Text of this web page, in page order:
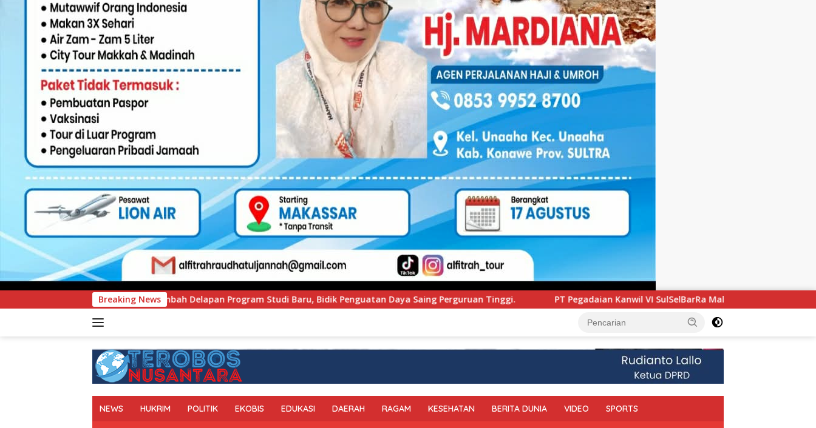
Breaking News
Tambah Delapan Program Studi Baru, Bidik Penguatan Daya Saing Perguruan Tinggi. PT Pegadaian Kanwil VI SulSelBarRa Maluku Luncurkan Program PANDE EMAS untuk Perkuat
NEWS HUKRIM POLITIK EKOBIS EDUKASI DAERAH RAGAM KESEHATAN BERITA DUNIA VIDEO SPORTS